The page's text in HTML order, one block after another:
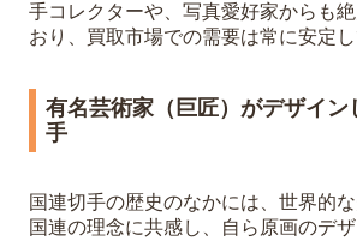
手コレクターや、写真愛好家からも
おり、買取市場での需要は常に安定し
有名芸術家（巨匠）がデザイン
手
国連切手の歴史のなかには、世界的
国連の理念に共感し、自ら原画のデザ